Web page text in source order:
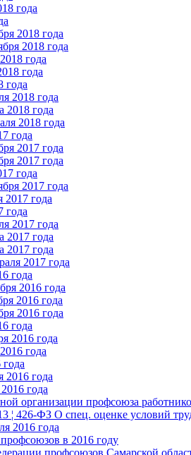
года
2018 года
2018 года
года
года
года
2018 года
года
2018 года
года
2017 года
2017 года
года
2017 года
года
года
2017 года
года
года
2017 года
года
2016 года
2016 года
2016 года
года
2016 года
года
года
года
организации профсоюза
¦ 426-ФЗ О спец. оценке условий
2016 года
в 2016 году
профсоюзов Самарской